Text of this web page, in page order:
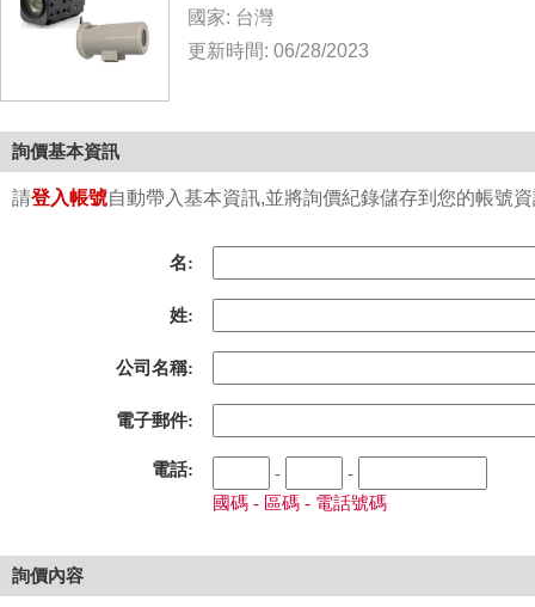
國家: 台灣
更新時間: 06/28/2023
詢價基本資訊
請登入帳號自動帶入基本資訊,並將詢價紀錄儲存到您的帳號
名:
姓:
公司名稱:
電子郵件:
電話: -
-
國碼 - 區碼 - 電話號碼
詢價內容